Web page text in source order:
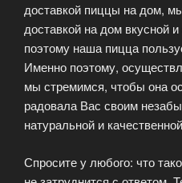
доставкой пиццы на дом,
доставкой на дом вкусной
поэтому наша пицца
Именно поэтому,
мы стремимся, чтобы она
радовала Вас своим
натуральной и
Спросите у любого: что